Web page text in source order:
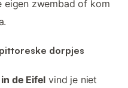
eigen zwembad of kom
dorpjes
de Eifel vind je niet